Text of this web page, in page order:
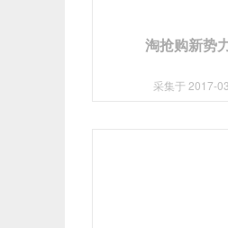
淘抢购新势
采集于 2017-